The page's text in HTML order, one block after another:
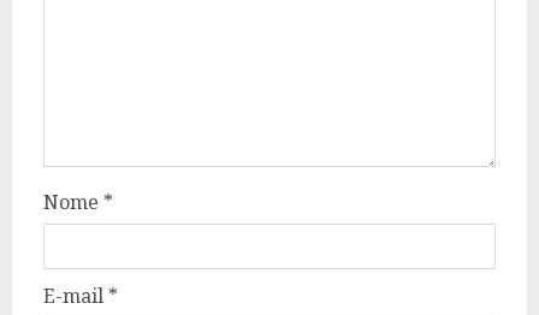
Nome *
E-mail *